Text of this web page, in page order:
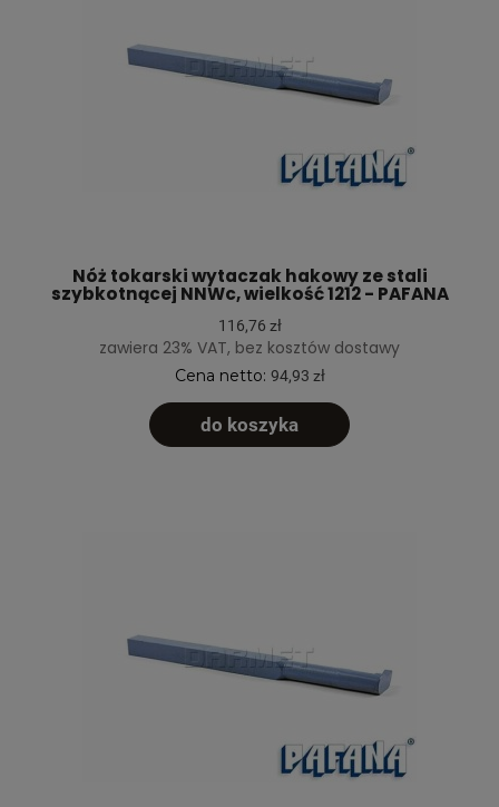
Nóż tokarski wytaczak hakowy ze stali
szybkotnącej NNWc, wielkość 1212 - PAFANA
116,76 zł
zawiera 23% VAT, bez kosztów dostawy
Cena netto: 94,93 zł
do koszyka